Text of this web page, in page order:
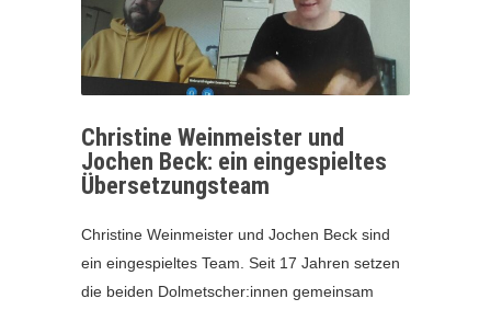
Christine Weinmeister und
Jochen Beck: ein eingespieltes
Übersetzungsteam
Christine Weinmeister und Jochen Beck sind
ein eingespieltes Team. Seit 17 Jahren setzen
die beiden Dolmetscher:innen gemeinsam